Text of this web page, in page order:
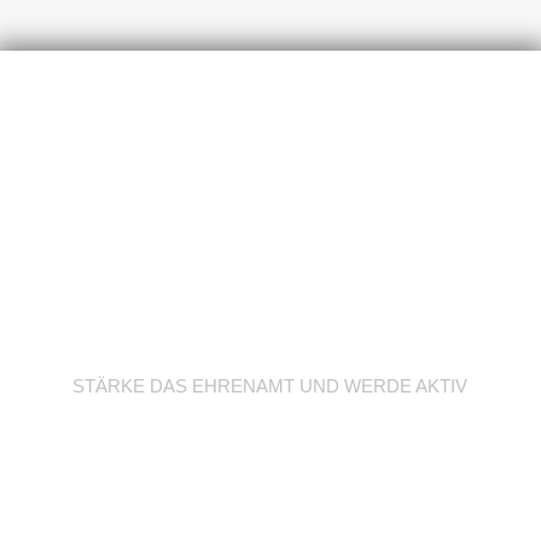
STÄRKE DAS EHRENAMT UND WERDE AKTIV